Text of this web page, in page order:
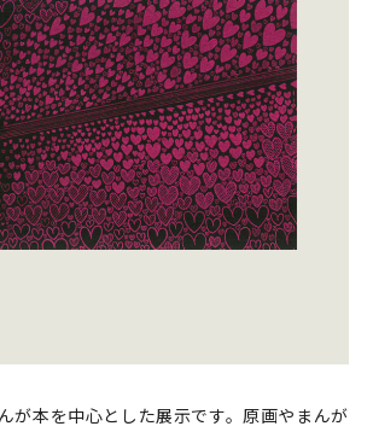
が本を中心とした展示です。原画やまんが